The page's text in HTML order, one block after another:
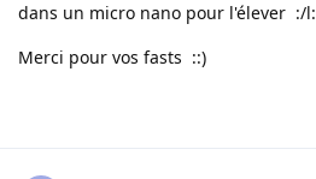
dans un micro nano pour l'élever :/l:
Merci pour vos fasts ::)